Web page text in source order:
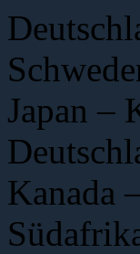
Japan –
Kanada